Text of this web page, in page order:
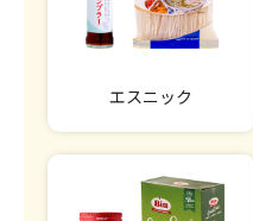
エスニック